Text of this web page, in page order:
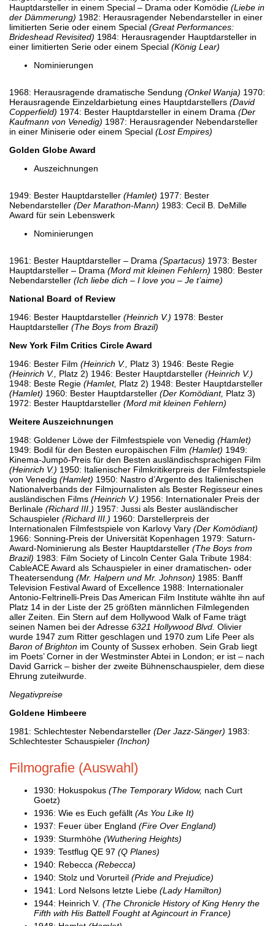
Hauptdarsteller in einem Special – Drama oder Komödie (Liebe in
der Dämmerung) 1982: Herausragender Nebendarsteller in einer
limitierten Serie oder einem Special (Great Performances:
Brideshead Revisited) 1984: Herausragender Hauptdarsteller in
einer limitierten Serie oder einem Special (König Lear)
Nominierungen
1968: Herausragende dramatische Sendung (Onkel Wanja) 1970:
Herausragende Einzeldarbietung eines Hauptdarstellers (David
Copperfield) 1974: Bester Hauptdarsteller in einem Drama (Der
Kaufmann von Venedig) 1987: Herausragender Nebendarsteller
in einer Miniserie oder einem Special (Lost Empires)
Golden Globe Award
Auszeichnungen
1949: Bester Hauptdarsteller (Hamlet) 1977: Bester
Nebendarsteller (Der Marathon-Mann) 1983: Cecil B. DeMille
Award für sein Lebenswerk
Nominierungen
1961: Bester Hauptdarsteller – Drama (Spartacus) 1973: Bester
Hauptdarsteller – Drama (Mord mit kleinen Fehlern) 1980: Bester
Nebendarsteller (Ich liebe dich – I love you – Je t’aime)
National Board of Review
1946: Bester Hauptdarsteller (Heinrich V.) 1978: Bester
Hauptdarsteller (The Boys from Brazil)
New York Film Critics Circle Award
1946: Bester Film (Heinrich V.,
Platz 3) 1946: Beste Regie
(Heinrich V.,
Platz 2) 1946: Bester Hauptdarsteller (Heinrich V.)
1948: Beste Regie (Hamlet, Platz 2) 1948: Bester Hauptdarsteller
(Hamlet) 1960: Bester Hauptdarsteller (Der Komödiant, Platz 3)
1972: Bester Hauptdarsteller (Mord mit kleinen Fehlern)
Weitere Auszeichnungen
1948: Goldener Löwe der Filmfestspiele von Venedig (Hamlet)
1949: Bodil für den Besten europäischen Film (Hamlet) 1949:
Kinema-Jumpō-Preis für den Besten ausländischsprachigen Film
(Heinrich V.) 1950: Italienischer Filmkritikerpreis der Filmfestspiele
von Venedig (Hamlet) 1950: Nastro d’Argento des Italienischen
Nationalverbands der Filmjournalisten als Bester Regisseur eines
ausländischen Films (Heinrich V.) 1956: Internationaler Preis der
Berlinale (Richard III.) 1957: Jussi als Bester ausländischer
Schauspieler (Richard III.) 1960: Darstellerpreis der
Internationalen Filmfestspiele von Karlovy Vary (Der Komödiant)
1966: Sonning-Preis der Universität Kopenhagen 1979: Saturn-
Award-Nominierung als Bester Hauptdarsteller (The Boys from
Brazil) 1983: Film Society of Lincoln Center Gala Tribute 1984:
CableACE Award als Schauspieler in einer dramatischen- oder
Theatersendung (Mr. Halpern und Mr. Johnson) 1985: Banff
Television Festival Award of Excellence 1988: Internationaler
Antonio-Feltrinelli-Preis Das American Film Institute wählte ihn auf
Platz 14 in der Liste der 25 größten männlichen Filmlegenden
aller Zeiten. Ein Stern auf dem Hollywood Walk of Fame trägt
seinen Namen bei der Adresse 6321 Hollywood Blvd. Olivier
wurde 1947 zum Ritter geschlagen und 1970 zum Life Peer als
Baron of Brighton im County of Sussex erhoben. Sein Grab liegt
im Poets’ Corner in der Westminster Abtei in London; er ist – nach
David Garrick – bisher der zweite Bühnenschauspieler, dem diese
Ehrung zuteilwurde.
Negativpreise
Goldene Himbeere
1981: Schlechtester Nebendarsteller (Der Jazz-Sänger) 1983:
Schlechtester Schauspieler (Inchon)
Filmografie (Auswahl)
1930: Hokuspokus (The Temporary Widow, nach Curt
Goetz)
1936: Wie es Euch gefällt (As You Like It)
1937: Feuer über England (Fire Over England)
1939: Sturmhöhe (Wuthering Heights)
1939: Testflug QE 97 (Q Planes)
1940: Rebecca (Rebecca)
1940: Stolz und Vorurteil (Pride and Prejudice)
1941: Lord Nelsons letzte Liebe (Lady Hamilton)
1944: Heinrich V. (The Chronicle History of King Henry the
Fifth with His Battell Fought at Agincourt in France)